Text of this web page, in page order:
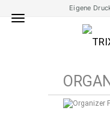
Eigene